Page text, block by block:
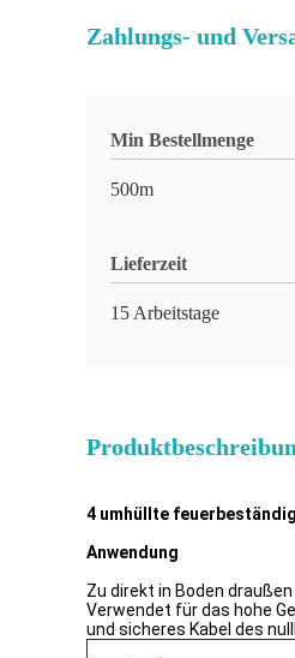
Zahlungs- und
Min Bestellmenge
500m
Lieferzeit
15 Arbeitstage
4 umhüllte
Anwendung
Zu direkt in Boden
Verwendet für das hohe
und sicheres Kabel des